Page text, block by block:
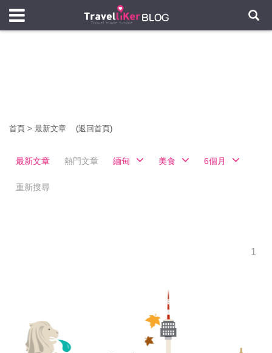
首頁 > 最新文章 (返回首頁)
最新文章 熱門文章 緬甸 美食 6個月
重新搜尋
1